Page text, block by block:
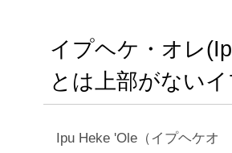
イプヘケ・オレ
とは上部がない
Ipu Heke 'Ole（イプヘケオ